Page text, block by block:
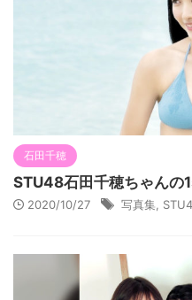
石田千穂
STU48石田千穂ちゃんの
2020/10/27 写真集